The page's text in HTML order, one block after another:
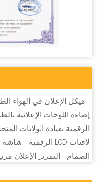
هيكل الإعلان في الهواء
إضاءة اللوحات الإعلانية
الرقمية بقيادة الولايات
لافتات LCD الرقمية
شاشة
الصمام
التمرير الإعلان